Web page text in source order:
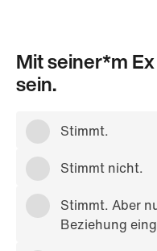
Mit seiner*m
sein.
Stimmt.
Stimmt nicht.
Stimmt. Aber
Beziehung